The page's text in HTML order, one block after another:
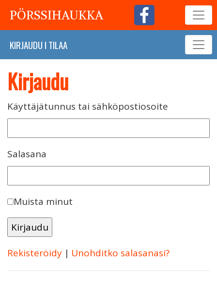
PÖRSSIHAUKKA
KIRJAUDU I TILAA
Kirjaudu
Käyttäjätunnus tai sähköpostiosoite
Salasana
Muista minut
Rekisteröidy | Unohditko salasanasi?